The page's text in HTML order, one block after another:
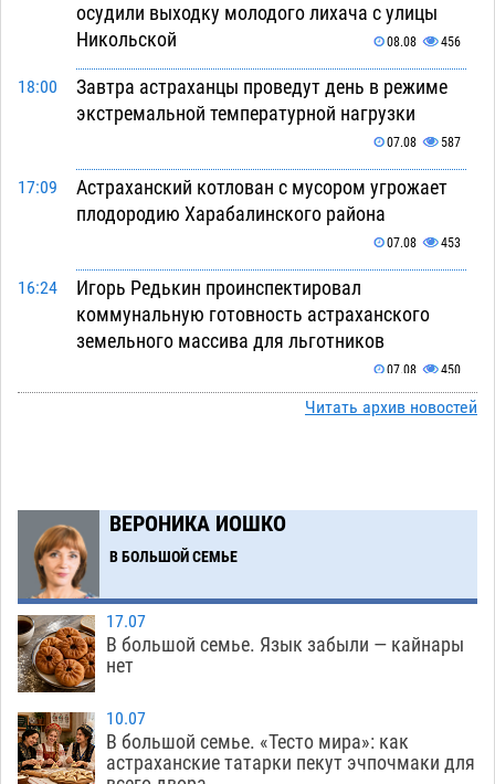
осудили выходку молодого лихача с улицы
Никольской
08.08 456
18:00
Завтра астраханцы проведут день в режиме
экстремальной температурной нагрузки
07.08 587
17:09
Астраханский котлован с мусором угрожает
плодородию Харабалинского района
07.08 453
16:24
Игорь Редькин проинспектировал
коммунальную готовность астраханского
земельного массива для льготников
07.08 450
Тяга к сверхскоростям обошлась
14:44
Астраханские кутилы сменили барные стойки
на полицейские дежурки
14:09
С 11 августа астраханские водоемы
обеспечат притоком в семь тысяч кубов
07.08 1162
13:29
Астраханский аэропорт попробует отбиться
от ворон в апелляционном суде
12:53
Астраханские археологи откопали древнюю
Читать архив новостей
ВЕРОНИКА ИОШКО
В БОЛЬШОЙ СЕМЬЕ
17.07
В большой семье. Язык забыли — кайнары
нет
10.07
В большой семье. «Тесто мира»: как
астраханские татарки пекут эчпочмаки для